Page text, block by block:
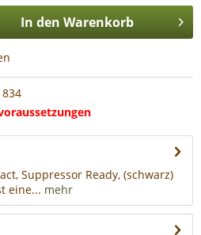
In den Warenkorb
Suppressor Ready, (schwarz)
eine... mehr